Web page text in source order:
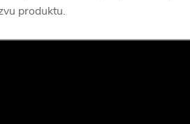
produktu.